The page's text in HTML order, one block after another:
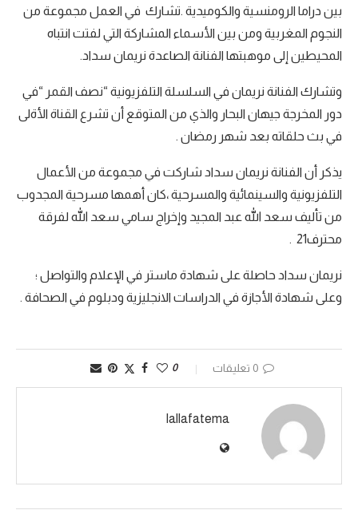
بين دراما الرومنسية والكوميدية .تشارك في العمل مجموعة من
النجوم المغربية ومن بين الأسماء المشاركة التي لفتت انتباه
المحيطين إلى موهبتها الفنانة الصاعدة نريمان سداد.
وتشارك الفنانة نريمان في السلسلة التلفزيونية “نصف القمر “في
دور المخرجة جيهان البحار والذي من المتوقع أن تشرع القناة الأةلى
في بث حلقاته بعد شهر رمضان .
يذكر أن الفنانة نريمان سداد شاركت في مجموعة من الأعمال
التلفزيونية والسينمائية والمسرحية ،كان أهمها مسرحية المجدوب
من تأليف سعد الله عبد المجيد وإخراج سامي سعد الله لفرقة
محترف21 .
نريمان سداد حاصلة على شهادة ماستر في الإعلام والتواصل ؛
وعلى شهادة الأجازة في الدراسات الانجليزية ودبلوم في الصحافة .
0 تعليقات 0
lallafatema